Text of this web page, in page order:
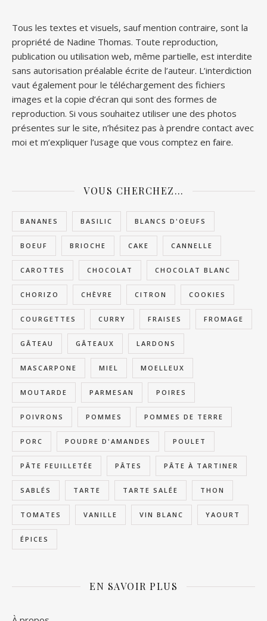
Tous les textes et visuels, sauf mention contraire, sont la
propriété de Nadine Thomas. Toute reproduction,
publication ou utilisation web, même partielle, est interdite
sans autorisation préalable écrite de l’auteur. L’interdiction
vaut également pour le téléchargement des fichiers
images et la copie d’écran qui sont des formes de
reproduction. Si vous souhaitez utiliser une des photos
présentes sur le site, n’hésitez pas à prendre contact avec
moi et m’expliquer l’usage que vous comptez en faire.
VOUS CHERCHEZ…
BANANES BASILIC BLANCS D'OEUFS
BOEUF BRIOCHE CAKE CANNELLE
CAROTTES CHOCOLAT CHOCOLAT BLANC
CHORIZO CHÈVRE CITRON COOKIES
COURGETTES CURRY FRAISES FROMAGE
GÂTEAU GÂTEAUX LARDONS
MASCARPONE MIEL MOELLEUX
MOUTARDE PARMESAN POIRES
POIVRONS POMMES POMMES DE TERRE
PORC POUDRE D'AMANDES POULET
PÂTE FEUILLETÉE PÂTES PÂTE À TARTINER
SABLÉS TARTE TARTE SALÉE THON
TOMATES VANILLE VIN BLANC YAOURT
ÉPICES
EN SAVOIR PLUS